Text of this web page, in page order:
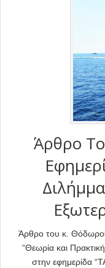
Άρθρο
Άρθρο του κ.
“Θεωρία και
στην εφημερίδα